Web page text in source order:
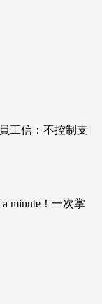
工信：不控制支
minute！一次掌